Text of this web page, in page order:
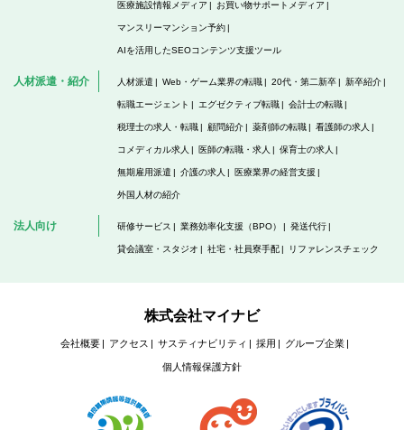
医療施設情報メディア お買い物サポートメディア
マンスリーマンション予約
AIを活用したSEOコンテンツ支援ツール
人材派遣・紹介 人材派遣 Web・ゲーム業界の転職 20代・第二新卒 新卒紹介
転職エージェント エグゼクティブ転職 会計士の転職
税理士の求人・転職 顧問紹介 薬剤師の転職 看護師の求人
コメディカル求人 医師の転職・求人 保育士の求人
無期雇用派遣 介護の求人 医療業界の経営支援
外国人材の紹介
法人向け 研修サービス 業務効率化支援（BPO） 発送代行
貸会議室・スタジオ 社宅・社員寮手配 リファレンスチェック
株式会社マイナビ
会社概要 アクセス サスティナビリティ 採用 グループ企業
個人情報保護方針